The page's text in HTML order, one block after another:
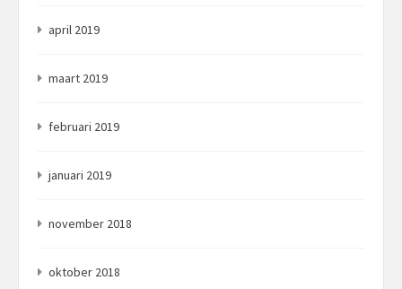
april 2019
maart 2019
februari 2019
januari 2019
november 2018
oktober 2018